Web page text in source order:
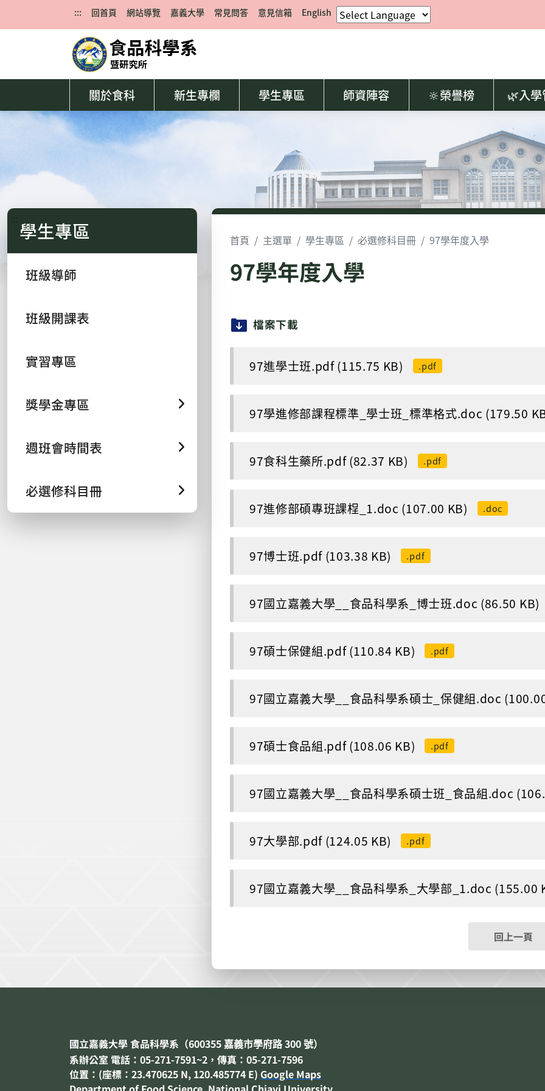
::: 回首頁 網站導覽 嘉義大學 常見問答 意見信箱 English
關於食科 新生專欄 學生專區 師資陣容 🔆榮譽榜 🌿入
學生專區
班級導師
班級開課表
實習專區
獎學金專區
週班會時間表
必選修科目冊
首頁 主選單 學生專區 必選修科目冊 97學年度入學
97學年度入學
檔案下載
97進學士班.pdf (115.75 KB) .pdf
97學進修部課程標準_學士班_標準格式.doc (179.50
97食科生藥所.pdf (82.37 KB) .pdf
97進修部碩專班課桯_1.doc (107.00 KB) .doc
97博士班.pdf (103.38 KB) .pdf
97國立嘉義大學__食品科學系_博士班.doc (86.50 KB)
97碩士保健組.pdf (110.84 KB) .pdf
97國立嘉義大學__食品科學系碩士_保健組.doc
97碩士食品組.pdf (108.06 KB) .pdf
97國立嘉義大學__食品科學系碩士班_食品組.doc
97大學部.pdf (124.05 KB) .pdf
97國立嘉義大學__食品科學系_大學部_1.doc (155.00
回上一頁
國立嘉義大學 食品科學系（600355 嘉義市學府路300 號）
系辦公室 電話：05-271-7591~2，傳真：05-271-7596
位置：(座標：23.470625 N, 120.485774 E) Google Maps